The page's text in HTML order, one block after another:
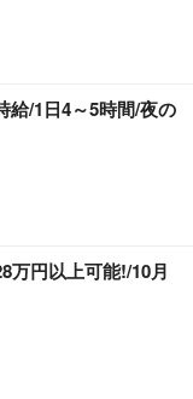
給/1日4～5時間/夜の
万円以上可能!/10月